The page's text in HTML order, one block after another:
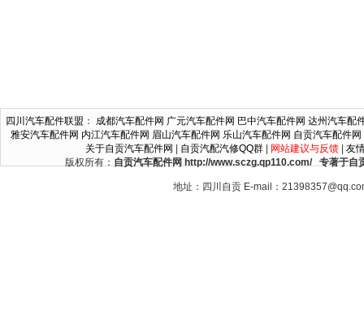
四川汽车配件联盟 ： 成都汽车配件网 广元汽车配件网 巴中汽车配件网 达州汽车配
雅安汽车配件网 内江汽车配件网 眉山汽车配件网 乐山汽车配件网 自贡汽车配件网
关于自贡汽车配件网
自贡汽配汽修QQ群| 网站建议与反馈| 友
版权所有： 自贡汽车配件网 http://www.sczg.qp110.com/ 专著于自
地址：四川自贡 E-mail：